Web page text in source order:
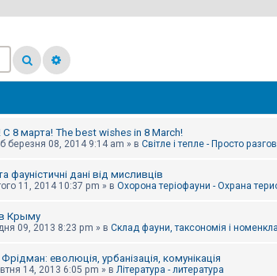
С 8 марта! The best wishes in 8 March!
березня 08, 2014 9:14 am » в Світле і тепле - Просто
фауністичні дані від мисливців
11, 2014 10:37 pm » в Охорона теріофауни - Охрана
Крыму
09, 2013 8:23 pm » в Склад фауни, таксономія і
еволюція, урбанізація, комунікація
14, 2013 6:05 pm » в Література - литература